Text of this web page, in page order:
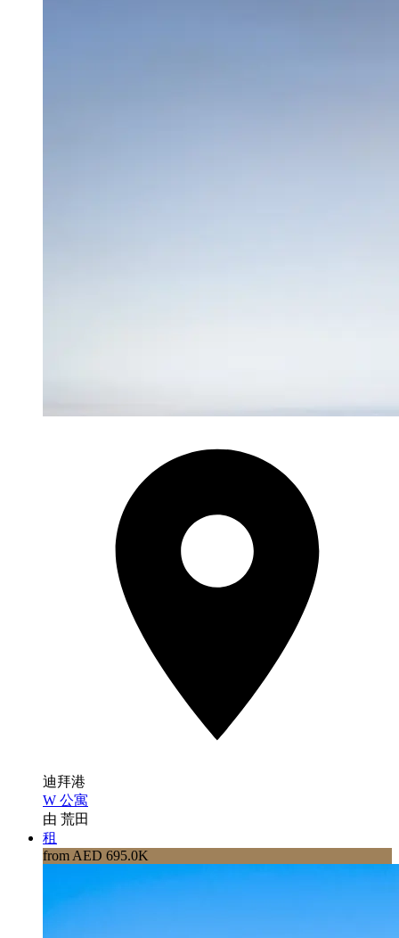
迪拜港
W 公寓
由 荒田
租
from AED 695.0K